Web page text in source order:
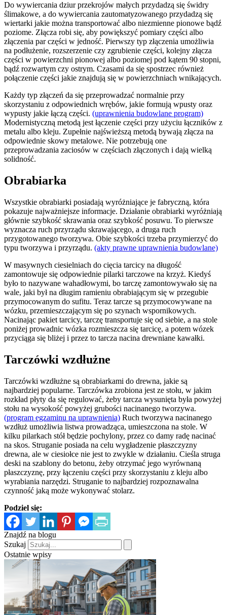
Do wywiercania dziur przekrojów małych przydadzą się świdry
ślimakowe, a do wywiercania zautomatyzowanego przydadzą się
wiertarki jakie można transportować albo niezmienne pionowe bądź
poziome. Złącza robi się, aby powiększyć pomiary części albo
złączenia par części w jedność. Pierwszy typ złączenia umożliwia
na podłużenie, rozszerzenie czy zgrubienie części, kolejny złącza
części w powierzchni pionowej albo poziomej pod kątem 90 stopni,
bądź rozwartym czy ostrym. Czasami da się spostrzec również
połączenie części jakie znajdują się w powierzchniach wnikających.
Każdy typ złączeń da się przeprowadzać normalnie przy
skorzystaniu z odpowiednich wrębów, jakie formują wpusty oraz
wypusty jakie łączą części. (uprawnienia budowlane program)
Modernistyczną metodą jest łączenie części przy użyciu łączników z
metalu albo kleju. Zupełnie najświeższą metodą bywają złącza na
odpowiednie skowy metalowe. Nie potrzebują one
przeprowadzania zaciosów w częściach złączonych i dają wielką
solidność.
Obrabiarka
Wszystkie obrabiarki posiadają wyróżniające je fabryczną, która
pokazuje najważniejsze informacje. Działanie obrabiarki wyróżniają
głównie szybkość skrawania oraz szybkość posuwu. To pierwsze
wyznacza ruch przyrządu skrawającego, a druga ruch
przygotowanego tworzywa. Obie szybkości trzeba przymierzyć do
typu tworzywa i przyrządu. (akty prawne uprawnienia budowlane)
W masywnych ciesielniach do cięcia tarcicy na długość
zamontowuje się odpowiednie pilarki tarczowe na krzyż. Kiedyś
było to nazywane wahadłowymi, bo tarczę zamontowywało się na
wale, jaki był na długim ramieniu obrabiającym się w przegubie
przymocowanym do sufitu. Teraz tarcze są przymocowywane na
wózku, przemieszczającym się po szynach wspornikowych.
Nacinając pakiet tarcicy, tarczę transportuje się od siebie, a na stole
poniżej prowadnic wózka rozmieszcza się tarcicę, a potem wózek
przyciąga się bliżej i przez to tarcza nacina drewniane kawałki.
Tarczówki wzdłużne
Tarczówki wzdłużne są obrabiarkami do drewna, jakie są
najbardziej popularne. Tarczówka zrobiona jest ze stołu, w jakim
rozkład płyty da się regulować, żeby tarcza wysunięta była powyżej
stołu na wysokość powyżej grubości nacinanego tworzywa.
(program egzaminu na uprawnienia) Ruch tworzywa nacinanego
wzdłuż umożliwia listwa prowadząca, umieszczona na stole. W
kilku pilarkach stół będzie pochylony, przez co damy radę nacinać
na skos. Struganie posiada na celu wygładzenie płaszczyzny
drewna, ale w ciesiołce nie jest to zwykle w działaniu. Cieśla struga
deski na szablony do betonu, żeby otrzymać jego wyrównaną
płaszczyznę, przy łączeniu części przy skorzystaniu z kleju albo
wyrabiania narzędzi. Struganie to najbardziej rozpoznawalna
czynność jaką może wykonywać stolarz.
Podziel się:
Znajdź na blogu
Szukaj
Ostatnie wpisy